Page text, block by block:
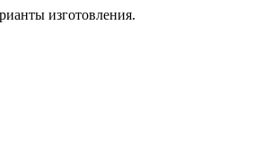
изготовления.